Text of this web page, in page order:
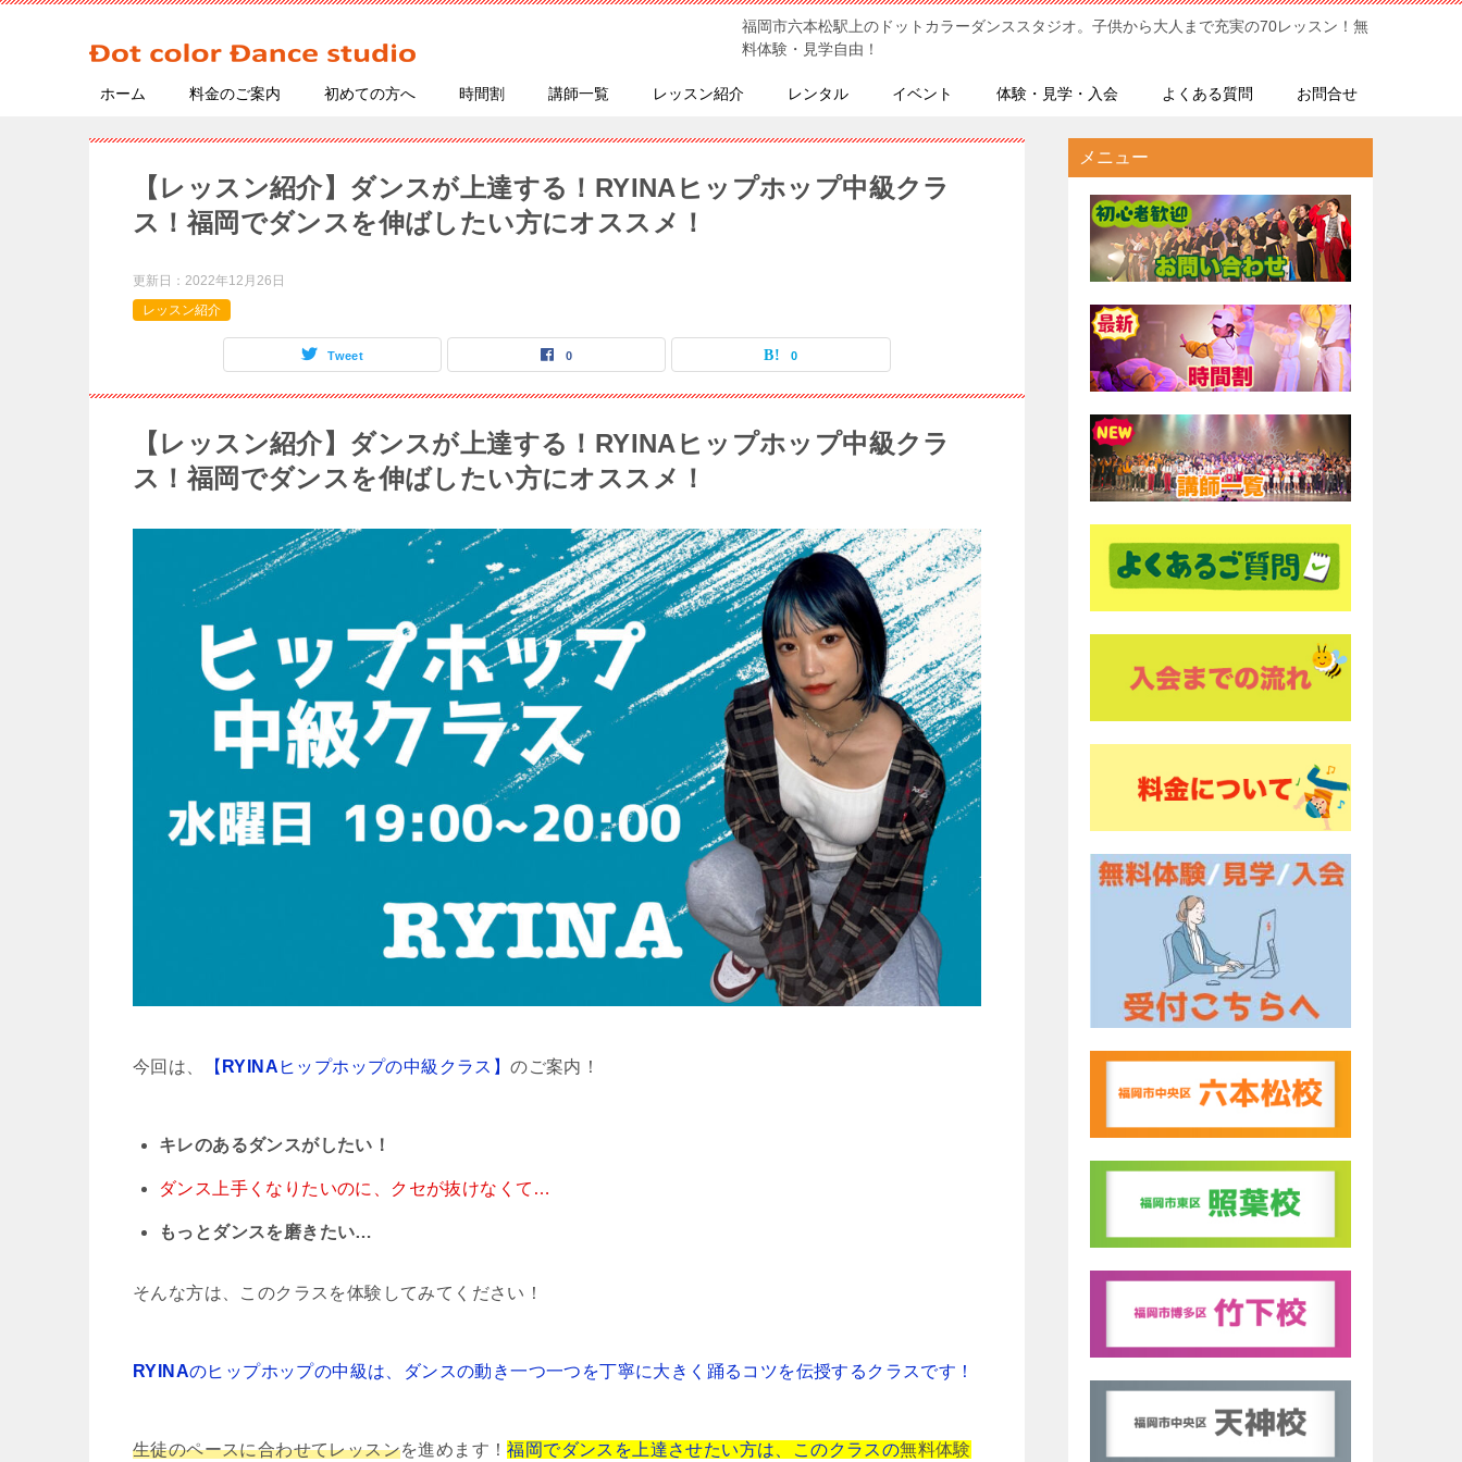
福岡市六本松駅上のドットカラーダンススタジオ。子供から大人まで充実の70レッスン！無
料体験・見学自由！
ホーム 料金のご案内 初めての方へ 時間割 講師一覧 レッスン紹介 レンタル イベント 体験・見学・入会 よくある質問 お問合せ
【レッスン紹介】ダンスが上達する！RYINAヒップホップ中級クラ
ス！福岡でダンスを伸ばしたい方にオススメ！
更新日： 2022年12月26日
レッスン紹介
Tweet 0 0
【レッスン紹介】ダンスが上達する！RYINAヒップホップ中級クラ
ス！福岡でダンスを伸ばしたい方にオススメ！
今回は、 【 RYINA ヒップホップの中級クラス】のご案内！
キレのあるダンスがしたい！
ダンス上手くなりたいのに、クセが抜けなくて…
もっとダンスを磨きたい…
そんな方は、このクラスを体験してみてください！
RYINAのヒップホップの中級は、 ダンスの動き一つ一つを丁寧に大きく踊るコツを伝授するクラスです！
生徒のペースに合わせてレッスンを進めます！福岡でダンスを上達させたい方は、このクラスの無料体験
メニュー